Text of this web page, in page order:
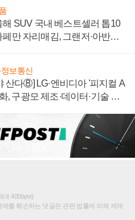
해 SUV 국내 베스트셀러 톱10
만 자리매김, 그랜저·아반떼
정보통신
산다⑧] LG·엔비디아 '피지컬 A
, 구광모 제조·데이터·기술 결
대 400byte)
를 훼손하는 댓글은 관련 법률에 의해 제재